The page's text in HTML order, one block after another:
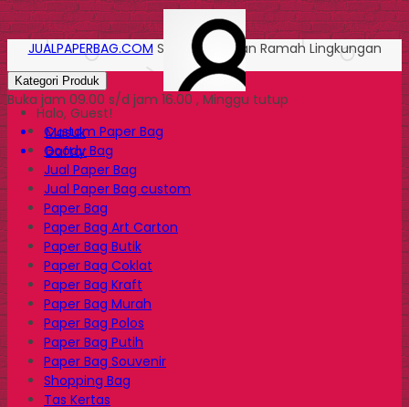
Halo, Guest!
Masuk
Daftar
JUALPAPERBAG.COM Solusi Kemasan Ramah Lingkungan
Kategori Produk
Buka jam 09.00 s/d jam 16.00 , Minggu tutup
Custom Paper Bag
Goody Bag
Jual Paper Bag
Jual Paper Bag custom
Paper Bag
Paper Bag Art Carton
Paper Bag Butik
Paper Bag Coklat
Paper Bag Kraft
Paper Bag Murah
Paper Bag Polos
Paper Bag Putih
Paper Bag Souvenir
Shopping Bag
Tas Kertas